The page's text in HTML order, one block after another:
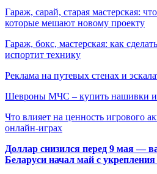
Гараж, сарай, старая мастерская:
которые мешают новому проекту
Гараж, бокс, мастерская: как
испортит технику
Реклама на путевых стенах и
Шевроны МЧС – купить нашивки
Что влияет на ценность игрового
онлайн-играх
Доллар снизился перед 9 мая —
Беларуси начал май с